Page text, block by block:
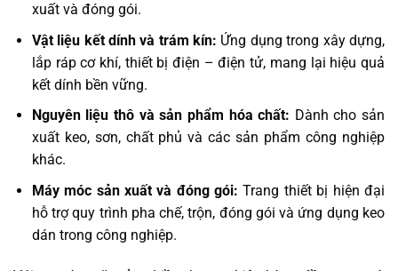
xuất và đóng gói.
Vật liệu kết dính và trám kín: Ứng dụng trong xây dựng,
lắp ráp cơ khí, thiết bị điện – điện tử, mang lại hiệu quả
kết dính bền vững.
Nguyên liệu thô và sản phẩm hóa chất: Dành cho sản
xuất keo, sơn, chất phủ và các sản phẩm công nghiệp
khác.
Máy móc sản xuất và đóng gói: Trang thiết bị hiện đại
hỗ trợ quy trình pha chế, trộn, đóng gói và ứng dụng keo
dán trong công nghiệp.